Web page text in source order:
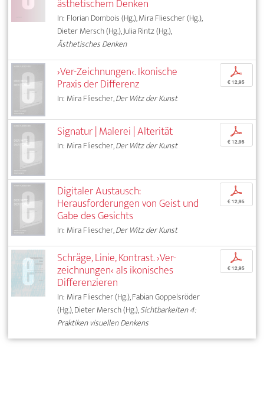
In: Florian Dombois (Hg.), Mira Fliescher (Hg.),
Dieter Mersch (Hg.), Julia Rintz (Hg.),
Ästhetisches Denken
›Ver-Zeichnungen‹. Ikonische
Praxis der Differenz
In: Mira Fliescher,Der Witz der Kunst
p
€ 12,95
Signatur | Malerei | Alterität
In: Mira Fliescher,Der Witz der Kunst
p
€ 12,95
Digitaler Austausch:
Herausforderungen von Geist und
Gabe des Gesichts
In: Mira Fliescher,Der Witz der Kunst
p
€ 12,95
Schräge, Linie, Kontrast. ›Ver-
zeichnungen‹ als ikonisches
Differenzieren
In: Mira Fliescher (Hg.), Fabian Goppelsröder
(Hg.), Dieter Mersch (Hg.),Sichtbarkeiten 4:
Praktiken visuellen Denkens
p
€ 12,95